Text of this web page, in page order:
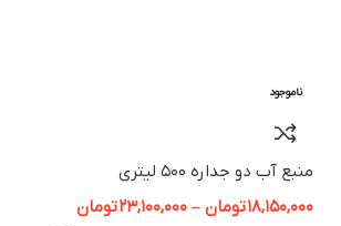
ناموجود
منبع آب دو جداره 500 لیتری
18,150,000تومان –
23,100,000تومان